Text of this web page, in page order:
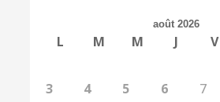
août 2026
L M M J V
3
4 5 6 7